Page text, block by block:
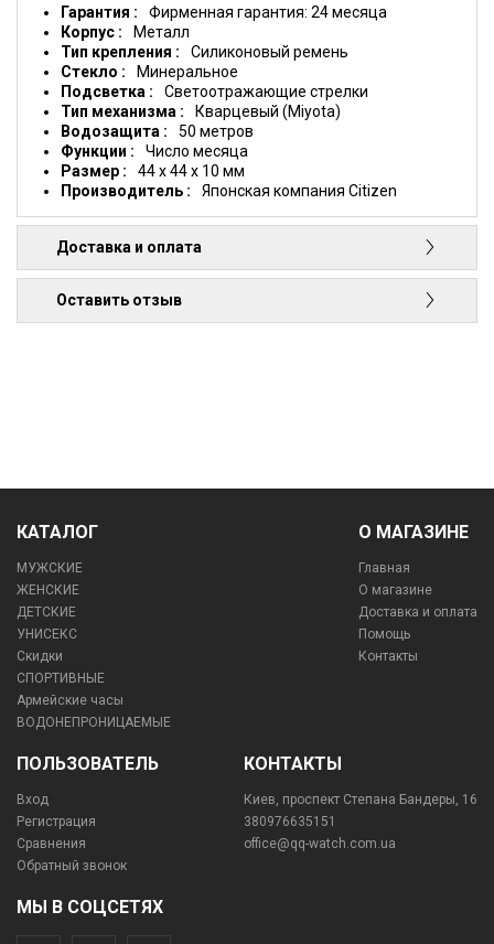
Гарантия
Фирменная гарантия: 24 месяца
Корпус
Металл
Тип крепления
Силиконовый ремень
Стекло
Минеральное
Подсветка
Светоотражающие стрелки
Тип механизма
Кварцевый (Miyota)
Водозащита
50 метров
Функции
Число месяца
Размер
44 x 44 x 10 мм
Производитель
Японская компания Citizen
Доставка и оплата
Оставить отзыв
КАТАЛОГ
МУЖСКИЕ
ЖЕНСКИЕ
ДЕТСКИЕ
УНИСЕКС
Скидки
СПОРТИВНЫЕ
Армейские часы
ВОДОНЕПРОНИЦАЕМЫЕ
О МАГАЗИНЕ
Главная
О магазине
Доставка и оплата
Помощь
Контакты
ПОЛЬЗОВАТЕЛЬ
Вход
Регистрация
Сравнения
Обратный звонок
КОНТАКТЫ
Киев, проспект Степана Бандеры, 16
380976635151
office@qq-watch.com.ua
МЫ В СОЦСЕТЯХ